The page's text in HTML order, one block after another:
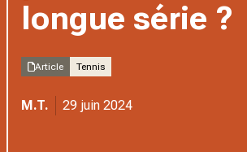
longue série ?
Article Tennis
M.T. 29 juin 2024